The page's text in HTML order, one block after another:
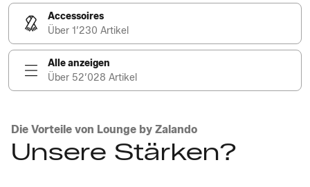
Accessoires
Über 1’230 Artikel
Alle anzeigen
Über 52’028 Artikel
Die Vorteile von Lounge by Zalando
Unsere Stärken?